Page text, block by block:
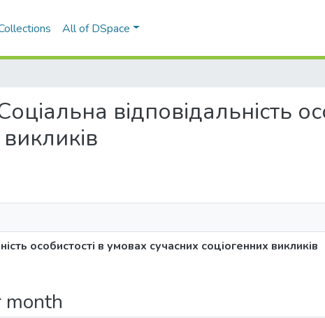
All of DSpace
відповідальність
особистості в умовах сучасних соціогенних викликів
month